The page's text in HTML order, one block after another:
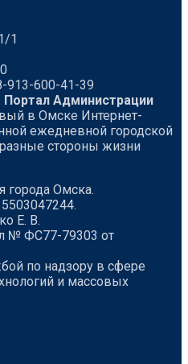
1
913-600-41-39
Администрации
в Омске Интернет-
ежедневной городской
стороны жизни
города Омска.
Е. В.
№ ФС77-79303 от
по надзору в сфере
и массовых